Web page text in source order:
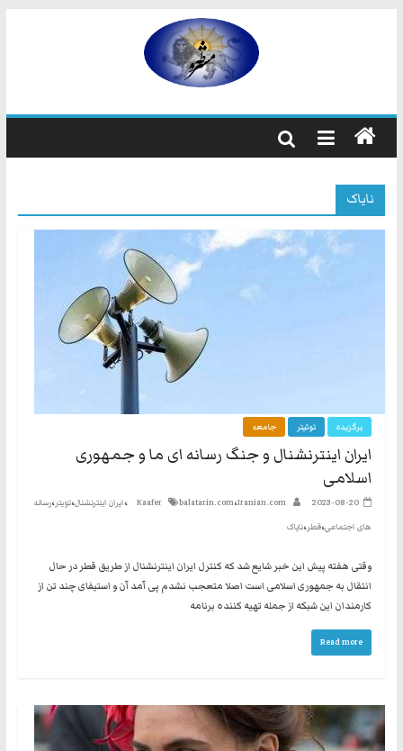
مشروطه
مشروطه
حزب
راه
و
شیوه
ایرانیانی
که
هم
به
نه
و
به
نایاک
برگزیده توئیتر جامعه
ایران اینترنشنال و جنگ رسانه ای ما و جمهوری
اسلامی
2023-08-20
Kaafer balatarin.com،Iranian.com ،ایران اینترنشنال،تویتر،رسانه
های اجتماعی،قطر،نایاک
وقتی هفته پیش این خبر شایع شد که کنترل ایران اینترنشنال از طریق قطر در حال
انتقال به جمهوری اسلامی است اصلا متعجب نشدم پی آمد آن و استیفای چند تن از
کارمندان این شبکه از جمله تهیه کننده برنامه
Read more